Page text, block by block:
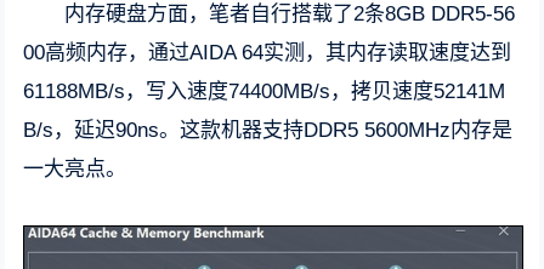
内存硬盘方面，笔者自行搭载了2条8GB DDR5-56
00高频内存，通过AIDA 64实测，其内存读取速度达到
61188MB/s，写入速度74400MB/s，拷贝速度52141M
B/s，延迟90ns。这款机器支持DDR5 5600MHz内存是
一大亮点。